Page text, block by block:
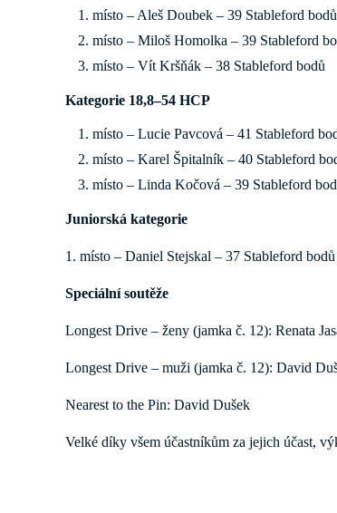
místo – Aleš Doubek – 39 Stableford bodů
místo – Miloš Homolka – 39 Stableford
místo – Vít Kršňák – 38 Stableford bodů
Kategorie 18,8–54 HCP
místo – Lucie Pavcová – 41 Stableford
místo – Karel Špitalník – 40 Stableford
místo – Linda Kočová – 39 Stableford
Juniorská kategorie
1. místo – Daniel Stejskal – 37 Stableford bodů
Speciální soutěže
Longest Drive – ženy (jamka č. 12): Renata
Longest Drive – muži (jamka č. 12): David
Nearest to the Pin: David Dušek
Velké díky všem účastníkům za jejich účast,